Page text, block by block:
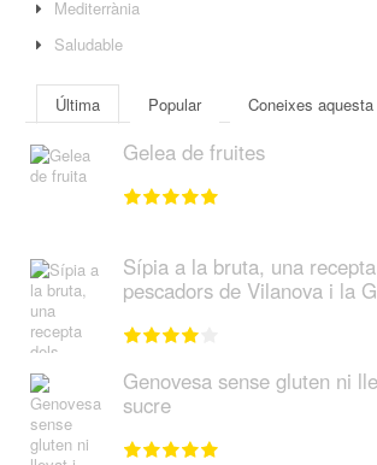
Mediterrània
Saludable
Última Popular Coneixes
Gelea de fruites
Sípia a la bruta, una
pescadors de Vilanova i la
Genovesa sense gluten ni
sucre